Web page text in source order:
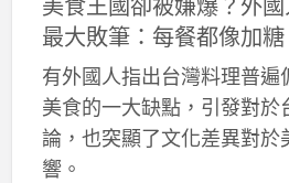
美食王國卻被嫌爆？外
最大敗筆：每餐都像加糖
有外國人指出台灣料理普遍
美食的一大缺點，引發對於
論，也突顯了文化差異對於
響。